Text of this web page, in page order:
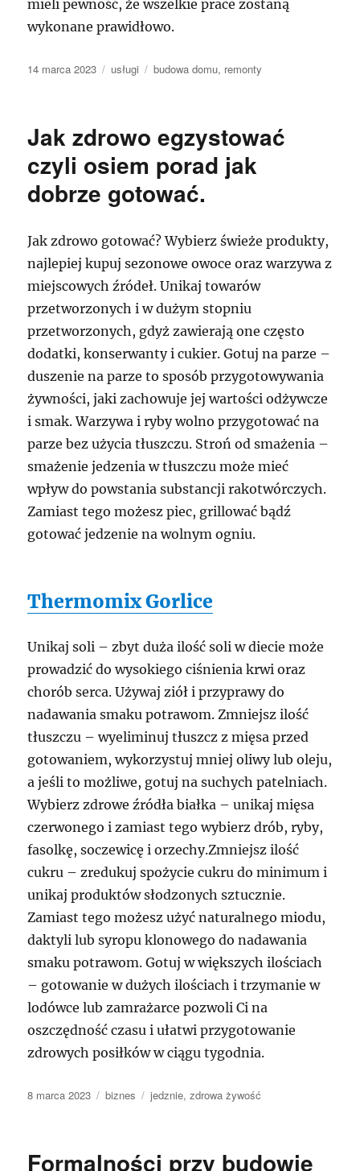
mieli pewność, że wszelkie prace zostaną
wykonane prawidłowo.
Data
14 marca 2023 Kategorie
usługi Tagi
budowa domu, remonty
Jak zdrowo egzystować
czyli osiem porad jak
dobrze gotować.
Jak zdrowo gotować? Wybierz świeże produkty,
najlepiej kupuj sezonowe owoce oraz warzywa z
miejscowych źródeł. Unikaj towarów
przetworzonych i w dużym stopniu
przetworzonych, gdyż zawierają one często
dodatki, konserwanty i cukier. Gotuj na parze –
duszenie na parze to sposób przygotowywania
żywności, jaki zachowuje jej wartości odżywcze
i smak. Warzywa i ryby wolno przygotować na
parze bez użycia tłuszczu. Stroń od smażenia –
smażenie jedzenia w tłuszczu może mieć
wpływ do powstania substancji rakotwórczych.
Zamiast tego możesz piec, grillować bądź
gotować jedzenie na wolnym ogniu.
Thermomix Gorlice
Unikaj soli – zbyt duża ilość soli w diecie może
prowadzić do wysokiego ciśnienia krwi oraz
chorób serca. Używaj ziół i przyprawy do
nadawania smaku potrawom. Zmniejsz ilość
tłuszczu – wyeliminuj tłuszcz z mięsa przed
gotowaniem, wykorzystuj mniej oliwy lub oleju,
a jeśli to możliwe, gotuj na suchych patelniach.
Wybierz zdrowe źródła białka – unikaj mięsa
czerwonego i zamiast tego wybierz drób, ryby,
fasolkę, soczewicę i orzechy.Zmniejsz ilość
cukru – zredukuj spożycie cukru do minimum i
unikaj produktów słodzonych sztucznie.
Zamiast tego możesz użyć naturalnego miodu,
daktyli lub syropu klonowego do nadawania
smaku potrawom. Gotuj w większych ilościach
– gotowanie w dużych ilościach i trzymanie w
lodówce lub zamrażarce pozwoli Ci na
oszczędność czasu i ułatwi przygotowanie
zdrowych posiłków w ciągu tygodnia.
Data
8 marca 2023 Kategorie
biznes Tagi
jedznie,zdrowa żywość
Formalności przy budowie